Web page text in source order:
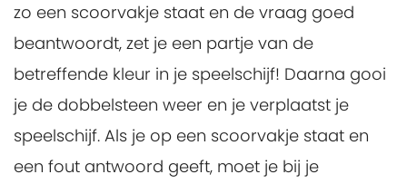
zo een scoorvakje staat en de vraag goed
beantwoordt, zet je een partje van de
betreffende kleur in je speelschijf! Daarna gooi
je de dobbelsteen weer en je verplaatst je
speelschijf. Als je op een scoorvakje staat en
een fout antwoord geeft, moet je bij je